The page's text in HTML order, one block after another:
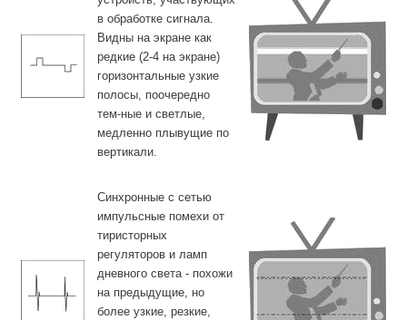
в обработке сигнала.
Видны на экране как
редкие (2-4 на экране)
горизонтальные узкие
полосы, поочередно
тем-ные и светлые,
медленно плывущие по
вертикали.
Синхронные с сетью
импульсные помехи от
тиристорных
регуляторов и ламп
дневного света - похожи
на предыдущие, но
более узкие, резкие,